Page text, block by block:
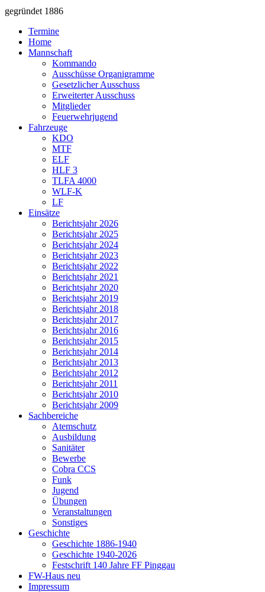
gegründet 1886
Termine
Home
Mannschaft
Kommando
Ausschüsse Organigramme
Gesetzlicher Ausschuss
Erweiterter Ausschuss
Mitglieder
Feuerwehrjugend
Fahrzeuge
KDO
MTF
ELF
HLF 3
TLFA 4000
WLF-K
LF
Einsätze
Berichtsjahr 2026
Berichtsjahr 2025
Berichtsjahr 2024
Berichtsjahr 2023
Berichtsjahr 2022
Berichtsjahr 2021
Berichtsjahr 2020
Berichtsjahr 2019
Berichtsjahr 2018
Berichtsjahr 2017
Berichtsjahr 2016
Berichtsjahr 2015
Berichtsjahr 2014
Berichtsjahr 2013
Berichtsjahr 2012
Berichtsjahr 2011
Berichtsjahr 2010
Berichtsjahr 2009
Sachbereiche
Atemschutz
Ausbildung
Sanitäter
Bewerbe
Cobra CCS
Funk
Jugend
Übungen
Veranstaltungen
Sonstiges
Geschichte
Geschichte 1886-1940
Geschichte 1940-2026
Festschrift 140 Jahre FF Pinggau
FW-Haus neu
Impressum